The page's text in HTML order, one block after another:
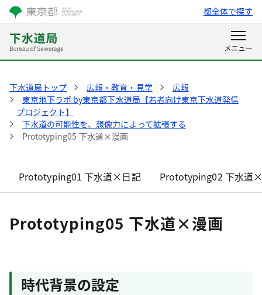
都全体で探す
下水道局トップ 広報・教育・見学
広報
東京地下ラボ by東京都下水道局【若者向け東京下水道発信
プロジェクト】
下水道の可能性を、想像力によって拡張する
Prototyping05 下水道×漫画
Prototyping01 下水道×日記 Prototyping02 下水道
Prototyping05 下水道×漫画
時代背景の設定